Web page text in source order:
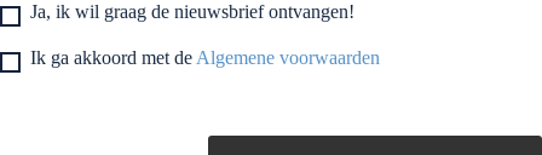
Ja, ik wil graag de nieuwsbrief ontvangen!
Ik ga akkoord met de Algemene voorwaarden